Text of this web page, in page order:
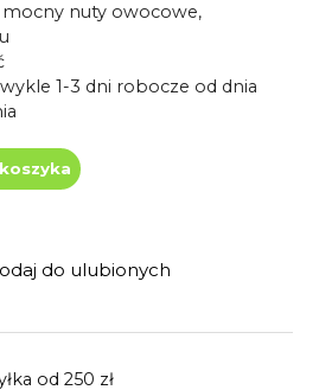
nuty owocowe,
1-3 dni robocze od dnia
do ulubionych
od 250 zł